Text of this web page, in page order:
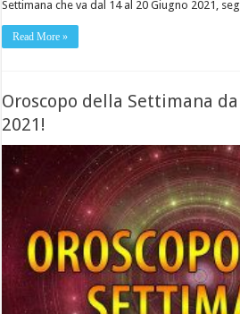
Settimana che va dal 14 al 20 Giugno 2021,
Read More »
Oroscopo della Settimana
2021!